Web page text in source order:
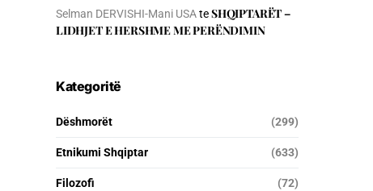
Selman DERVISHI-Mani USAteSHQIPTARËT –
LIDHJET E HERSHME ME PERËNDIMIN
Kategoritë
Dëshmorët (299)
Etnikumi Shqiptar (633)
Filozofi (72)